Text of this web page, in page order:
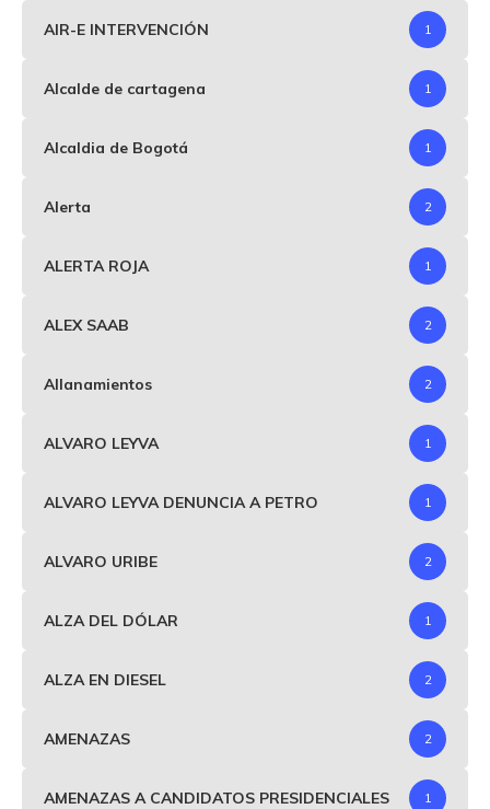
AIR-E INTERVENCIÓN 1
Alcalde de cartagena 1
Alcaldia de Bogotá 1
Alerta 2
ALERTA ROJA 1
ALEX SAAB 2
Allanamientos 2
ALVARO LEYVA 1
ALVARO LEYVA DENUNCIA A PETRO 1
ALVARO URIBE 2
ALZA DEL DÓLAR 1
ALZA EN DIESEL 2
AMENAZAS 2
AMENAZAS A CANDIDATOS PRESIDENCIALES 1